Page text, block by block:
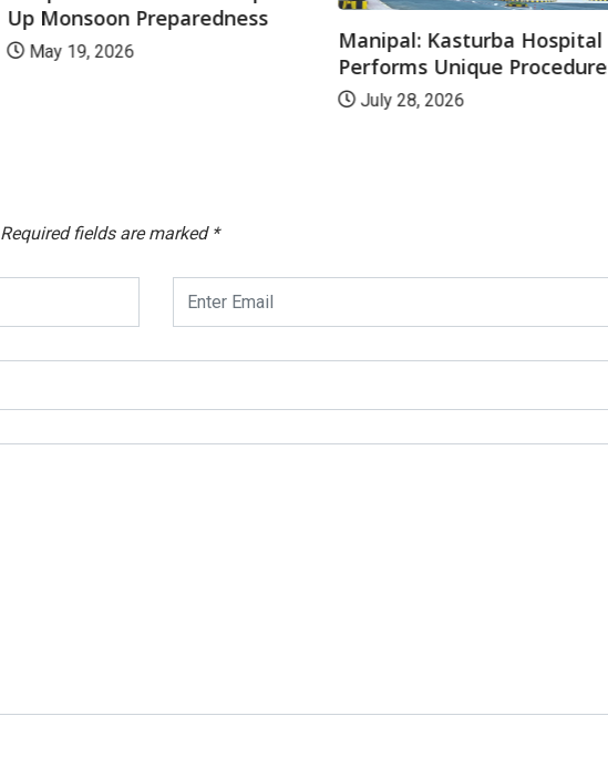
Up Monsoon Preparedness
May 19, 2026
Manipal: Kasturba Hospital
Performs Unique Procedure
July 28, 2026
Required fields are marked *